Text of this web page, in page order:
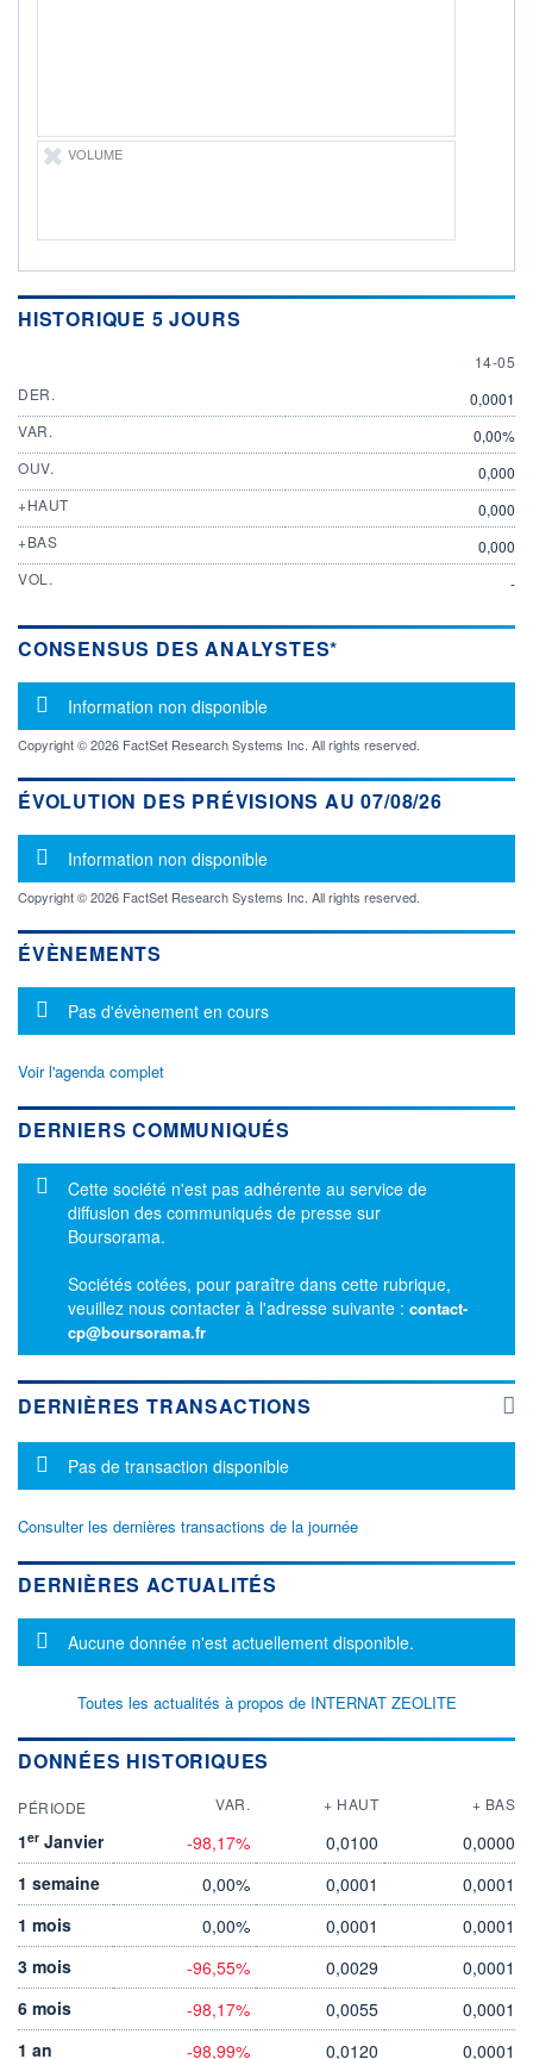
VOLUME
HISTORIQUE 5 JOURS
14 MAY
14-05
DER.
0,0001
VAR.
0,00%
OUV.
0,000
+HAUT
0,000
+BAS
0,000
VOL.
-
CONSENSUS DES ANALYSTES*
Message d'information
Information non disponible
Copyright © 2026 FactSet Research Systems Inc. All rights reserved.
ÉVOLUTION DES PRÉVISIONS AU 07/08/26
Message d'information
Information non disponible
Copyright © 2026 FactSet Research Systems Inc. All rights reserved.
ÉVÈNEMENTS
Message d'information
Pas d'évènement en cours
Voir l'agenda complet
DERNIERS COMMUNIQUÉS
Message d'information
Cette société n'est pas adhérente au service de
diffusion des communiqués de presse sur
Boursorama.
Sociétés cotées, pour paraître dans cette rubrique,
veuillez nous contacter à l'adresse suivante : contact-
cp@boursorama.fr
DERNIÈRES TRANSACTIONS
Message d'information
Pas de transaction disponible
Consulter les dernières transactions de la journée
DERNIÈRES ACTUALITÉS
Message d'information
Aucune donnée n'est actuellement disponible.
Toutes les actualités à propos de INTERNAT ZEOLITE
DONNÉES HISTORIQUES
PÉRIODE VAR. + HAUT + BAS
1er Janvier -98,17% 0,0100
0,0000
1 semaine
0,00% 0,0001
0,0001
1 mois
0,00% 0,0001
0,0001
3 mois
-96,55% 0,0029
0,0001
6 mois
-98,17% 0,0055
0,0001
1 an
-98,99% 0,0120
0,0001